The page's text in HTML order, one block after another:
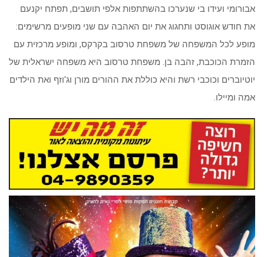
אבורומי ועידו בי שנערכו בהשתתפות אלפי תושבים, תפתח יקנעם
את חודש אוגוסט ותחגוג את יום האהבה עם שני מופעים מרשימים:
מופע לכל המשפחה של משפחת טרסוב בקרקס, ומופע מרכזית עם
הזמרת הכוכבת, זהבה בן. משפחת טרסוב היא משפחה ישראלית של
יוטיוברים וכוכבי רשת והיא כוללת את ההורים מורן וג'וזף ואת הילדים
אמה ומיילו.